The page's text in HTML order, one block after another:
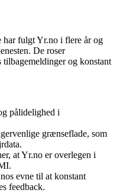
har fulgt Yr.no i flere år og
De roser
og konstant
pålidelighed i
grænseflade, som
at Yr.no er overlegen i
evne til at konstant
feedback.